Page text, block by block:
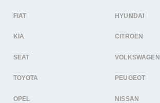
FIAT HYUNDAI
KIA CITROËN
SEAT VOLKSWAGEN
TOYOTA PEUGEOT
OPEL NISSAN